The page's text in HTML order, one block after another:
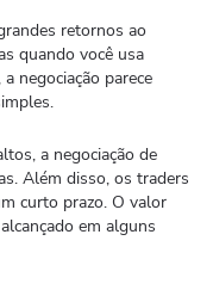
retornos ao
quando você usa
negociação parece
a negociação de
Além disso, os traders
curto prazo. O valor
em alguns